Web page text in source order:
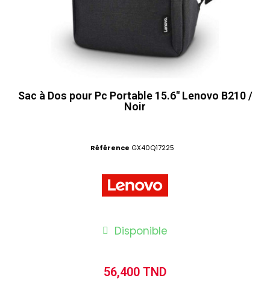
Sac à Dos pour Pc Portable 15.6" Lenovo B210 /
Noir
Référence GX40Q17225
Disponible
56,400 TND